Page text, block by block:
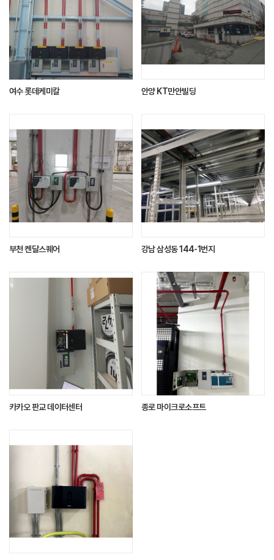
여수 롯데케미칼 안양 KT만안빌딩
부천 켄달스퀘어 강남 삼성동 144-1번지
카카오 판교 데이터센터 종로 마이크로소프트